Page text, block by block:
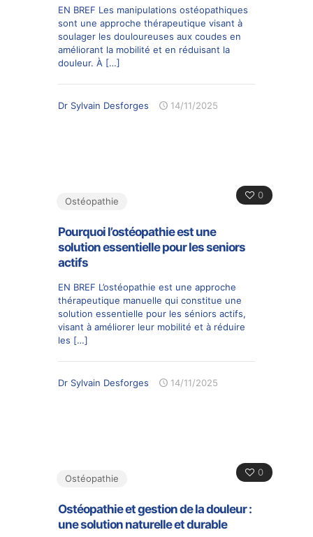
EN BREF Les manipulations ostéopathiques
sont une approche thérapeutique visant à
soulager les douloureuses aux coudes en
améliorant la mobilité et en réduisant la
douleur. À […]
Dr Sylvain Desforges 14/11/2025
0
Ostéopathie
Pourquoi l’ostéopathie est une
solution essentielle pour les seniors
actifs
EN BREF L’ostéopathie est une approche
thérapeutique manuelle qui constitue une
solution essentielle pour les séniors actifs,
visant à améliorer leur mobilité et à réduire
les […]
Dr Sylvain Desforges 14/11/2025
0
Ostéopathie
Ostéopathie et gestion de la douleur :
une solution naturelle et durable